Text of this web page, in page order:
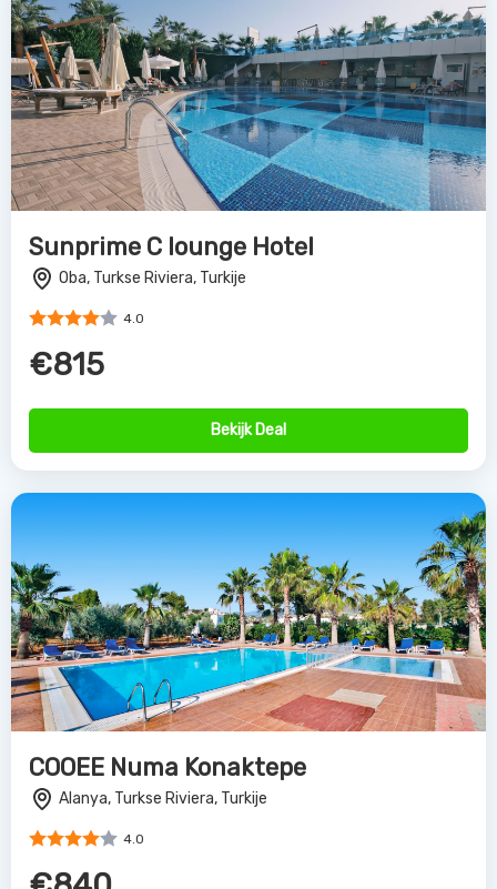
Sunprime C lounge Hotel
Oba, Turkse Riviera, Turkije
4.0
€815
Bekijk Deal
COOEE Numa Konaktepe
Alanya, Turkse Riviera, Turkije
4.0